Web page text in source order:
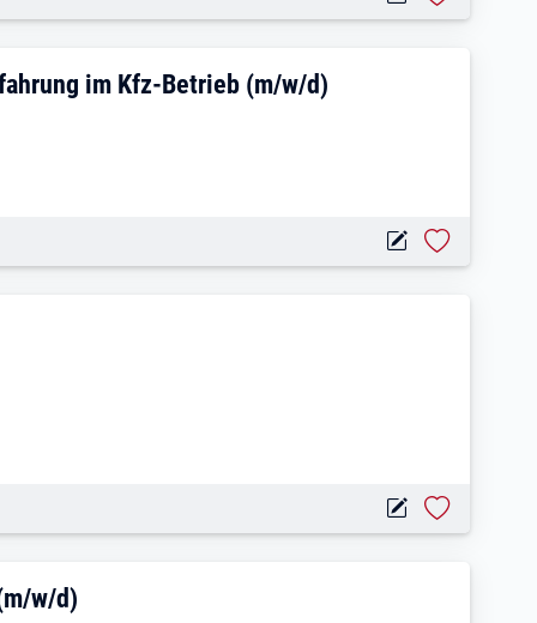
mit Erfahrung im Kfz-
im Kfz-Betrieb (m/w/d)
/ Rezeptionist (m/w/d)
w/d)